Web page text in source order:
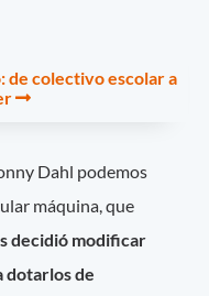
de colectivo escolar a
Dahl podemos
máquina, que
decidió modificar
dotarlos de